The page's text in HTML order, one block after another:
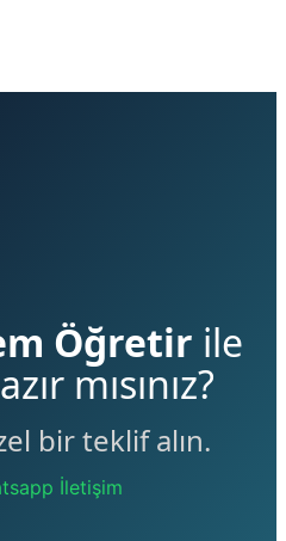
Öğretir ile
mısınız?
bir teklif alın.
İletişim